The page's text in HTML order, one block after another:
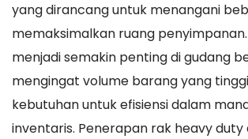
yang dirancang untuk menangani
memaksimalkan ruang
menjadi semakin penting di gudang
mengingat volume barang yang
kebutuhan untuk efisiensi dalam
inventaris. Penerapan rak heavy duty